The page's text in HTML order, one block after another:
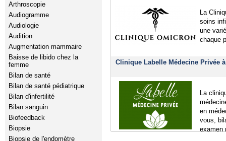
Arthroscopie
Audiogramme
Audiologie
Audition
Augmentation mammaire
Baisse de libido chez la
femme
Bilan de santé
Bilan de santé pédiatrique
Bilan d'infertilité
Bilan sanguin
Biofeedback
Biopsie
Biopsie de l'endomètre
La
soins
une
chaque
Clinique Labelle Médecine Privée
La
en
vous,
examen